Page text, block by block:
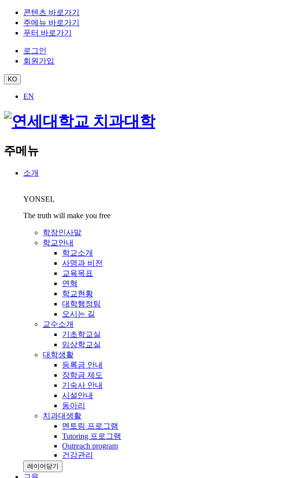
콘텐츠 바로가기
주메뉴 바로가기
푸터 바로가기
로그인
회원가입
KO
EN
주메뉴
소개
YONSEI,
The truth will make you free
학장인사말
학교안내
학교소개
사명과 비전
교육목표
연혁
학교현황
대학행정팀
오시는 길
교수소개
기초학교실
임상학교실
대학생활
등록금 안내
장학금 제도
기숙사 안내
시설안내
동아리
치과대생활
멘토링 프로그램
Tutoring 프로그램
Outreach program
건강관리
레이어닫기